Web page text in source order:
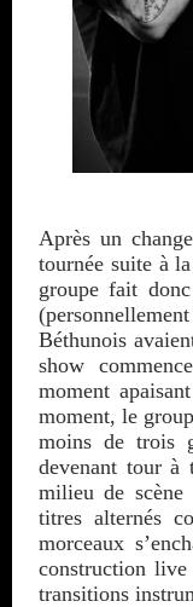
Après un
tournée suite à
groupe fait
Béthunois
show
moment
moment, le
moins de trois
devenant tour à
milieu de scène
titres alternés
morceaux
construction
transitions